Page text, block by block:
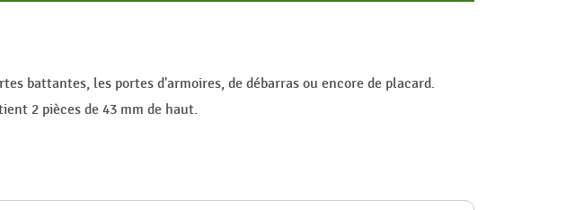
battantes, les portes d'armoires, de débarras ou encore de placard.
2 pièces de 43 mm de haut.